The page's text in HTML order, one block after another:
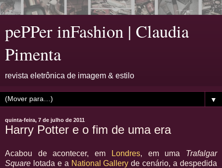
pePPer inFashion | Claudia
Pimenta
revista eletrônica de imagem & estilo
▼
quinta-feira, 7 de julho de 2011
Harry Potter e o fim de uma era
Acabou de acontecer, em Londres, em uma Trafalgar
Square lotada e a National Gallery de cenário, a despedida